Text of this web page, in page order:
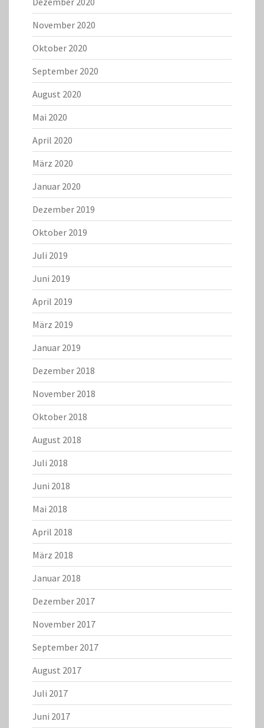
November 2020
Oktober 2020
September 2020
August 2020
Mai 2020
April 2020
März 2020
Januar 2020
Dezember 2019
Oktober 2019
Juli 2019
Juni 2019
April 2019
März 2019
Januar 2019
Dezember 2018
November 2018
Oktober 2018
August 2018
Juli 2018
Juni 2018
Mai 2018
April 2018
März 2018
Januar 2018
Dezember 2017
November 2017
September 2017
August 2017
Juli 2017
Juni 2017